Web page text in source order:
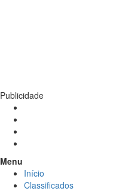
Publicidade
Menu
Início
Classificados